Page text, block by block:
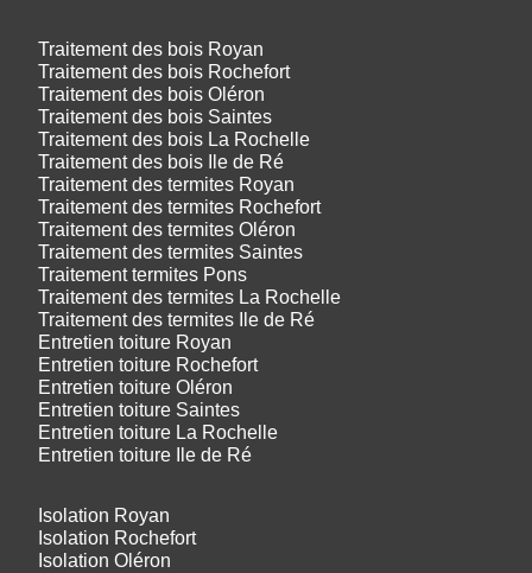
Traitement des bois Royan
Traitement des bois Rochefort
Traitement des bois Oléron
Traitement des bois Saintes
Traitement des bois La Rochelle
Traitement des bois Ile de Ré
Traitement des termites Royan
Traitement des termites Rochefort
Traitement des termites Oléron
Traitement des termites Saintes
Traitement termites Pons
Traitement des termites La Rochelle
Traitement des termites Ile de Ré
Entretien toiture Royan
Entretien toiture Rochefort
Entretien toiture Oléron
Entretien toiture Saintes
Entretien toiture La Rochelle
Entretien toiture Ile de Ré
Isolation Royan
Isolation Rochefort
Isolation Oléron